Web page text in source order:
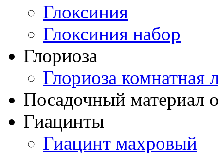
Глоксиния
Глоксиния набор
Глориоза
Глориоза комнатная
Посадочный материал
Гиацинты
Гиацинт махровый